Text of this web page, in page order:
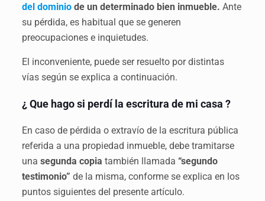
del dominiode un determinado bien inmueble. Ante
su pérdida, es habitual que se generen
preocupaciones e inquietudes.
El inconveniente, puede ser resuelto por distintas
vías según se explica a continuación.
¿ Que hago si perdí la escritura de mi casa ?
En caso de pérdida o extravío de la escritura pública
referida a una propiedad inmueble, debe tramitarse
una segunda copia también llamada “segundo
testimonio” de la misma, conforme se explica en los
puntos siguientes del presente artículo.